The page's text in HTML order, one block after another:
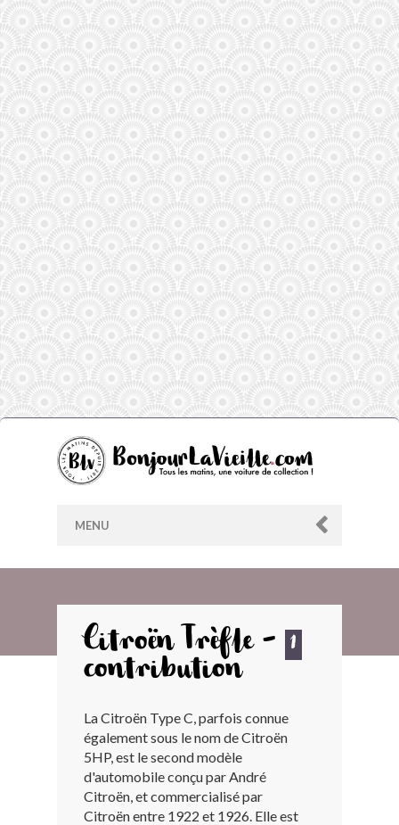
MENU
ARCHIVES
LES CONTRIBUTEURS
LE BLOG
BONJOURLAVIEILLE ?
Citroën Trèfle - 1
contribution
La Citroën Type C, parfois connue
également sous le nom de Citroën
5HP, est le second modèle
d'automobile conçu par André
Citroën, et commercialisé par
Citroën entre 1922 et 1926. Elle est